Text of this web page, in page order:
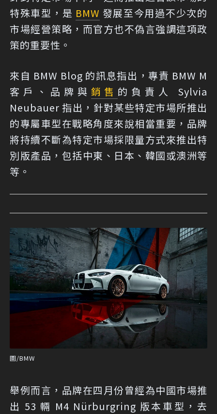
特殊車型，是 BMW 發展至今用過不少次的
市場經營策略，而官方也不偽言強調這項政
策的重要性。
來自 BMW Blog 的訊息指出，專責 BMW M
客戶、品牌與 銷售 的負責人 Sylvia
Neubauer 指出，針對某些特定市場所推出
的專屬車型在戰略角度來說相當重要，品牌
將持續不斷為特定市場採限量方式來推出特
別版產品，包括中東、日本、韓國或澳洲等
等。
圖/BMW
舉例而言，品牌在四月份曾經為中國市場推
出 53 輛 M4 Nürburgring 版本車型，去